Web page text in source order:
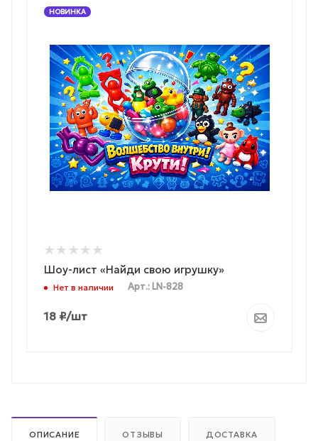
НОВИНКА
Шоу-лист «Найди свою игрушку»
Нет в наличии Арт.: LN-828
18 ₽/шт
ОПИСАНИЕ ОТЗЫВЫ ДОСТАВКА